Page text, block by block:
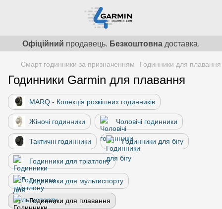
Офіційний продавець. Безкоштовна доставка.
Смарт годинники за призначенням Годинники для плавання
Годинники Garmin для плавання
MARQ - Колекція розкішних годинників
Жіночі годинники Чоловічі годинники
Тактичні годинники Годинники для бігу
Годинники для тріатлону
Годинники для мультиспорту
Годинники для плавання